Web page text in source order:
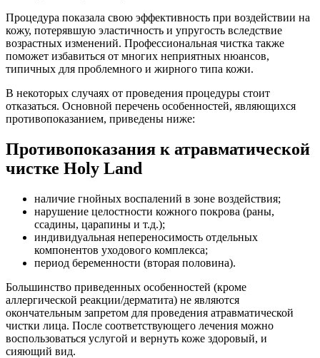
Процедура показала свою эффективность при воздействии на
кожу, потерявшую эластичность и упругость вследствие
возрастных изменений. Профессиональная чистка также
поможет избавиться от многих неприятных нюансов,
типичных для проблемного и жирного типа кожи.
В некоторых случаях от проведения процедуры стоит
отказаться. Основной перечень особенностей, являющихся
противопоказанием, приведены ниже:
Противопоказания к атравматической
чистке Holy Land
наличие гнойных воспалений в зоне воздействия;
нарушение целостности кожного покрова (раны,
ссадины, царапины и т.д.);
индивидуальная непереносимость отдельных
компонентов уходового комплекса;
период беременности (вторая половина).
Большинство приведенных особенностей (кроме
аллергической реакции/дерматита) не являются
окончательным запретом для проведения атравматической
чистки лица. После соответствующего лечения можно
воспользоваться услугой и вернуть коже здоровый, и
сияющий вид.